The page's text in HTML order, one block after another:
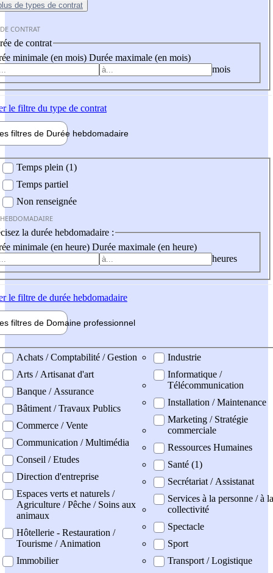
de types de contrat
CONTRAT
de contrat
minimale (en mois) Durée maximale (en mois)
mois
le filtre du type de contrat
filtres de Durée hebdomadaire
Temps plein (1)
Temps partiel
Non renseignée
la durée hebdomadaire :
minimale (en heure) Durée maximale (en heure)
heures
le filtre de durée hebdomadaire
filtres de Domaine professionnel
professionel
Achats / Comptabilité / Gestion
Arts / Artisanat d'art
Banque / Assurance
Bâtiment / Travaux Publics
Commerce / Vente
Communication / Multimédia
Conseil / Etudes
Direction d'entreprise
Espaces verts et naturels /
Agriculture / Pêche / Soins aux
animaux
Hôtellerie - Restauration /
Tourisme / Animation
Immobilier
Industrie
Informatique /
Télécommunication
Installation / Maintenance
Marketing / Stratégie
commerciale
Ressources Humaines
Santé (1)
Secrétariat / Assistanat
Services à la personne / à la
collectivité
Spectacle
Sport
Transport / Logistique